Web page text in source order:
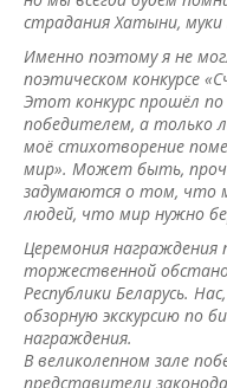
страдания Хатыни, муки
Именно поэтому я не
поэтическом конкурсе
Этот конкурс прошёл
победителем, а только
моё стихотворение
мир». Может быть,
задумаются о том, что
людей, что мир нужно
Церемония награждения
торжественной
Республики Беларусь.
обзорную экскурсию по
награждения.
В великолепном зале
представители